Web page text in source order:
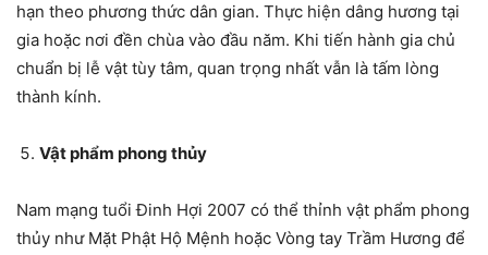
hạn theo phương thức dân gian. Thực hiện dâng hương tại
gia hoặc nơi đền chùa vào đầu năm. Khi tiến hành gia chủ
chuẩn bị lễ vật tùy tâm, quan trọng nhất vẫn là tấm lòng
thành kính.
Vật phẩm phong thủy
Nam mạng tuổi Đinh Hợi 2007 có thể thỉnh vật phẩm phong
thủy như Mặt Phật Hộ Mệnh hoặc Vòng tay Trầm Hương để